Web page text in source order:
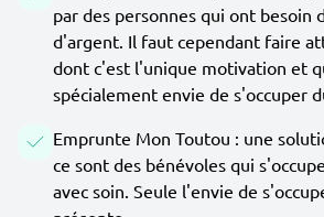
par des personnes qui ont besoin
d'argent. Il faut cependant faire
dont c'est l'unique motivation et
spécialement envie de s'occuper
Emprunte Mon Toutou : une
ce sont des bénévoles qui
avec soin. Seule l'envie de